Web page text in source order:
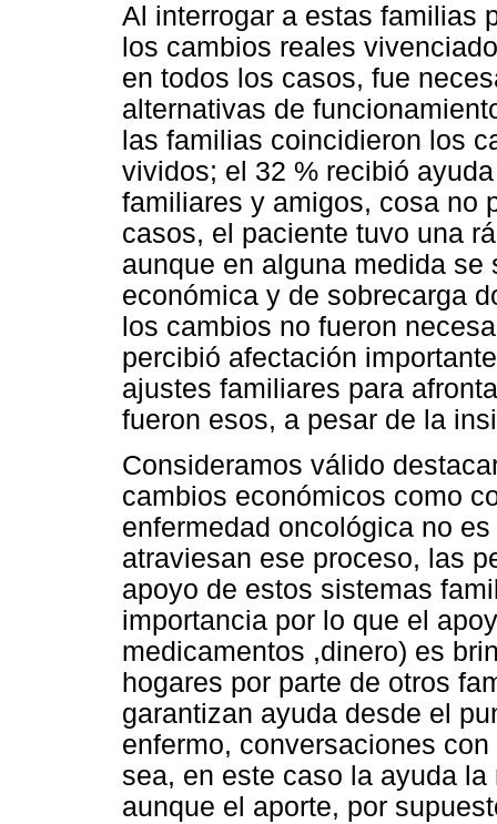
Al interrogar a estas familias
los cambios reales
en todos los casos, fue
alternativas de
las familias coincidieron los
vividos; el 32 % recibió
familiares y amigos, cosa no
casos, el paciente tuvo una
aunque en alguna medida
económica y de sobrecarga
los cambios no fueron
percibió afectación
ajustes familiares para
fueron esos, a pesar de la
Consideramos válido
cambios económicos como
enfermedad oncológica no
atraviesan ese proceso, las
apoyo de estos sistemas
importancia por lo que el
medicamentos ,dinero) es
hogares por parte de otros
garantizan ayuda desde el
enfermo, conversaciones
sea, en este caso la ayuda
aunque el aporte, por